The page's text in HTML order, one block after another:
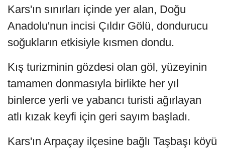
Kars'ın sınırları içinde yer alan, Doğu
Anadolu'nun incisi Çıldır Gölü, dondurucu
soğukların etkisiyle kısmen dondu.
Kış turizminin gözdesi olan göl, yüzeyinin
tamamen donmasıyla birlikte her yıl
binlerce yerli ve yabancı turisti ağırlayan
atlı kızak keyfi için geri sayım başladı.
Kars'ın Arpaçay ilçesine bağlı Taşbaşı köyü